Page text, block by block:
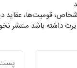
قومیت‌ها، عقاید
داشته باشد منتشر